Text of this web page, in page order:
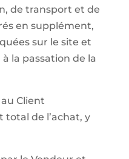
de transport et de
en supplément,
sur le site et
la passation de la
Client
de l’achat, y